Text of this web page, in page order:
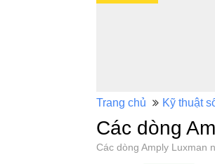
Trang chủ Kỹ thuật
Các dòng
Các dòng Amply Luxman